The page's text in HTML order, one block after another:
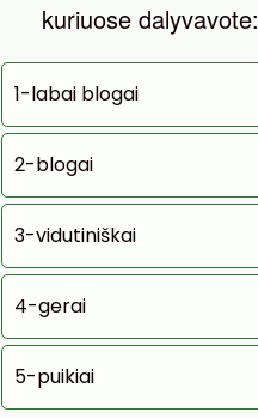
kuriuose dalyvavote:
1-labai blogai
2-blogai
3-vidutiniškai
4-gerai
5-puikiai